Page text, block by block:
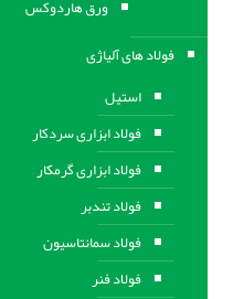
ورق هاردوکس
فولاد های آلیاژی
استیل
فولاد ابزاری سردکار
فولاد ابزاری گرمکار
فولاد تندبر
فولاد سمانتاسیون
فولاد فنر